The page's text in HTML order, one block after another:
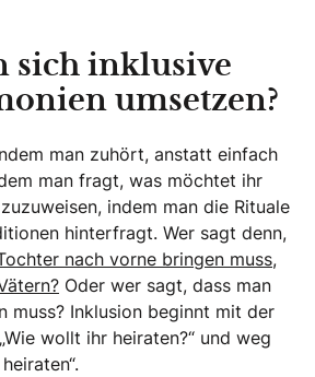
sich inklusive
umsetzen?
man zuhört, anstatt einfach
man fragt, was möchtet ihr
indem man die Rituale
hinterfragt. Wer sagt denn,
nach vorne bringen muss,
Oder wer sagt, dass man
muss? Inklusion beginnt mit der
wollt ihr heiraten?“ und weg